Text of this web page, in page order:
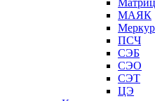
МАЯК
ПСЧ
СЭБ
СЭО
СЭТ
ЦЭ